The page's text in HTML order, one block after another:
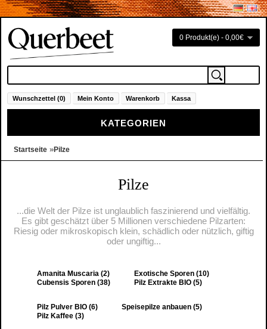
0 Produkt(e) - 0,00€
Wunschzettel (0) Mein Konto Warenkorb Kassa
KATEGORIEN
Startseite »Pilze
Pilze
...die Welt der Pilze ist unglaublich faszinierend und vielfältig.
Es gibt geschätzt über 5 Millionen verschiedene Pilzarten:
Riesig oder mikroskopisch klein, schädlich oder nützlich, giftig
oder ungiftig...
Amanita Muscaria (2)
Cubensis Sporen (38)
Exotische Sporen (10)
Pilz Extrakte BIO (5)
Pilz Pulver BIO (6)
Pilz Kaffee (3)
Speisepilze anbauen (5)